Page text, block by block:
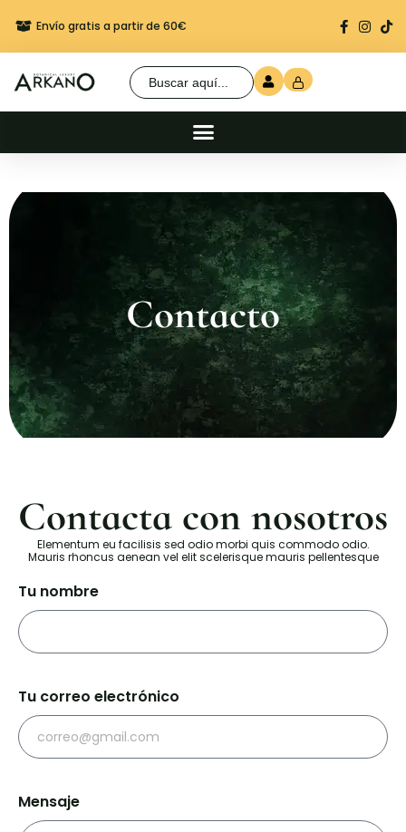
Envío gratis a partir de 60€ Regalo seguro en cada
Buscar:
Contacto
Contacta con nosotros
Elementum eu facilisis sed odio morbi quis commodo odio.
Mauris rhoncus aenean vel elit scelerisque mauris pellentesque
Tu nombre
Tu correo electrónico
Mensaje